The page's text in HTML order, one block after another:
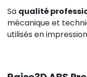
Sa qualité
mécanique et
utilisés en